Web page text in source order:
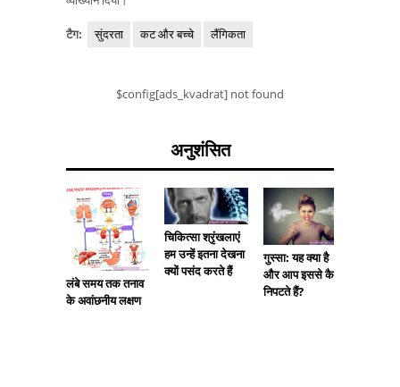
टैग: सुंदरता कट और बच्चे लैंगिकता
$config[ads_kvadrat] not found
अनुशंसित
लंबे समय तक तनाव
के अवांछनीय लक्षण
चिकित्सा श्रृंखलाएं
हम उन्हें इतना देखना
क्यों पसंद करते हैं
गुस्सा: यह क्या है
और आप इससे कैसे
निपटते हैं?